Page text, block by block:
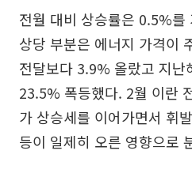
전월 대비 상승률은 0.5%를
상당 부분은 에너지 가격이
전달보다 3.9% 올랐고 지난
23.5% 폭등했다. 2월 이란
가 상승세를 이어가면서 휘
등이 일제히 오른 영향으로